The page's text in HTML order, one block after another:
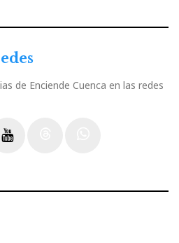
de Enciende Cuenca en las redes